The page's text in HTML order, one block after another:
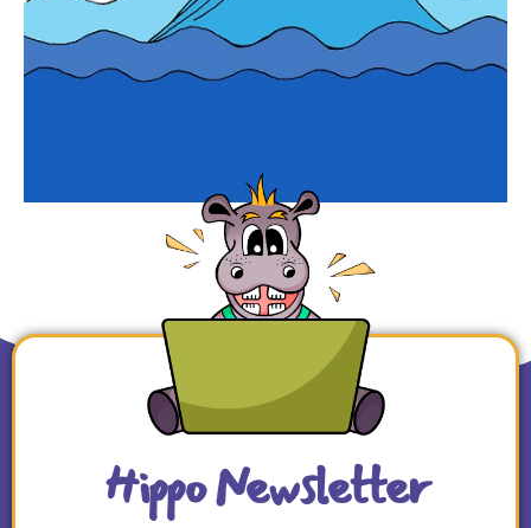
Hippo Newsletter